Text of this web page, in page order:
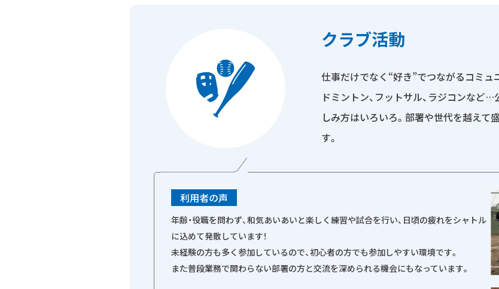
クラブ活動
仕事だけでなく“好き”でつながるコミュ
ドミントン、フットサル、ラジコンなど
しみ方はいろいろ。部署や世代を越えて
す。
利用者の声
年齢・役職を問わず、和気あいあいと楽しく練習や試合を行い、日頃の疲れをシャトル
に込めて発散しています！
未経験の方も多く参加しているので、初心者の方でも参加しやすい環境です。
また普段業務で関わらない部署の方と交流を深められる機会にもなっています。